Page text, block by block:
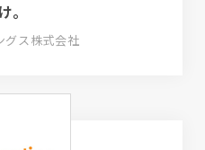
グス株式会社